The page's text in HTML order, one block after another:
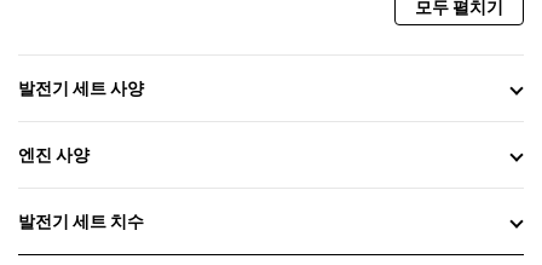
모두 펼치기
발전기 세트 사양
엔진 사양
발전기 세트 치수